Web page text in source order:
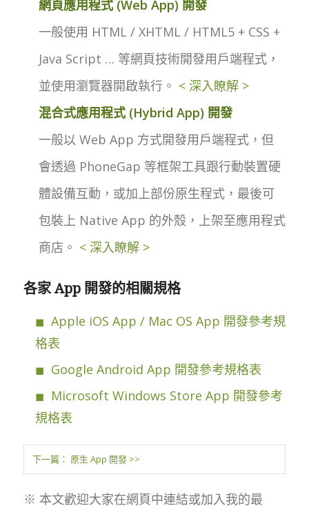
網頁應用程式 (Web App) 開發
一般使用 HTML / XHTML / HTML5 + CSS +
Java Script … 等網頁技術開發用戶端程式，
並使用瀏覽器開啟執行。 < 深入瞭解 >
混合式應用程式 (Hybrid App) 開發
一般以 Web App 方式開發用戶端程式，但
會透過 PhoneGap 等框架工具跟行動裝置硬
體設備互動，或加上部份原生程式，最後可
包裝上 Native App 的外殼，上架至應用程式
商店。 < 深入瞭解 >
各家 App 開發的相關規格
Apple iOS App / Mac OS App 開發參考規
格表
Google Android App 開發參考規格表
Microsoft Windows Store App 開發參考
規格表
下一篇： 原生 App 開發 >>
※ 本文歡迎大家在網頁中連結或加入我的最